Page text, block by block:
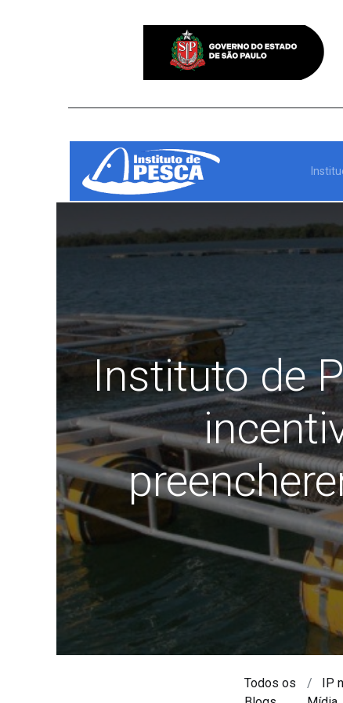
Instituto de
Todos os
IP